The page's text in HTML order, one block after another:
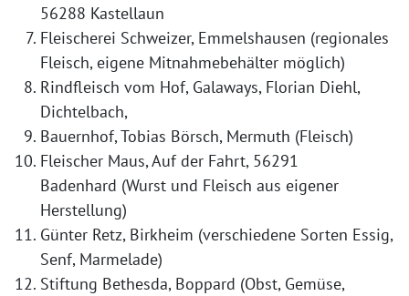
56288 Kastellaun
Fleischerei Schweizer, Emmelshausen (regionales
Fleisch, eigene Mitnahmebehälter möglich)
Rindfleisch vom Hof, Galaways, Florian Diehl,
Dichtelbach,
Bauernhof, Tobias Börsch, Mermuth (Fleisch)
Fleischer Maus, Auf der Fahrt, 56291
Badenhard (Wurst und Fleisch aus eigener
Herstellung)
Günter Retz, Birkheim (verschiedene Sorten Essig,
Senf, Marmelade)
Stiftung Bethesda, Boppard (Obst, Gemüse,